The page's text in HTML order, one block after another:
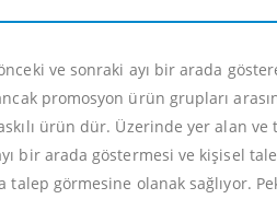
ve sonraki ayı bir arada
promosyon ürün grupları
ürün dür. Üzerinde yer alan
bir arada göstermesi ve kişisel
talep görmesine olanak sağlıyor.